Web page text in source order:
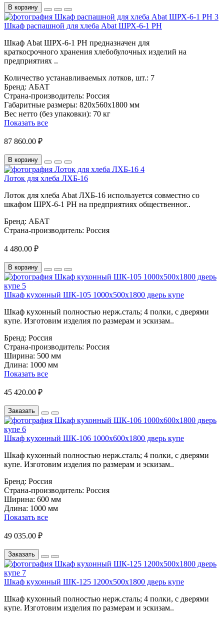
В корзину
Шкаф распашной для хлеба Abat ШРХ-6-1 РН
Шкаф Abat ШРХ-6-1 РН предназначен для
краткосрочного хранения хлебобулочных изделий на
предприятиях ..
Количество устанавливаемых лотков, шт.: 7
Бренд: АБАТ
Страна-производитель: Россия
Габаритные размеры: 820х560х1800 мм
Вес нетто (без упаковки): 70 кг
Показать все
87 860.00 ₽
В корзину
Лоток для хлеба ЛХБ-16
Лоток для хлеба Abat ЛХБ-16 используется совместно со
шкафом ШРХ-6-1 РН на предприятиях общественног..
Бренд: АБАТ
Страна-производитель: Россия
4 480.00 ₽
В корзину
Шкаф кухонный ШК-105 1000х500х1800 дверь купе
Шкаф кухонный полностью нерж.сталь; 4 полки, с дверями
купе. Изготовим изделия по размерам и эскизам..
Бренд: Россия
Страна-производитель: Россия
Ширина: 500 мм
Длина: 1000 мм
Показать все
45 420.00 ₽
Заказать
Шкаф кухонный ШК-106 1000х600х1800 дверь купе
Шкаф кухонный полностью нерж.сталь; 4 полки, с дверями
купе. Изготовим изделия по размерам и эскизам..
Бренд: Россия
Страна-производитель: Россия
Ширина: 600 мм
Длина: 1000 мм
Показать все
49 035.00 ₽
Заказать
Шкаф кухонный ШК-125 1200х500х1800 дверь купе
Шкаф кухонный полностью нерж.сталь; 4 полки, с дверями
купе. Изготовим изделия по размерам и эскизам..